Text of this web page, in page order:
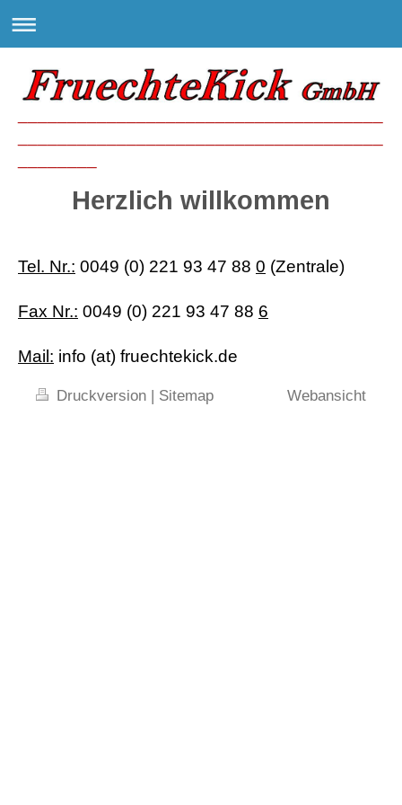
Herzlich willkommen
Tel. Nr.: 0049 (0) 221 93 47 88 0 (Zentrale)
Fax Nr.: 0049 (0) 221 93 47 88 6
Mail: info (at) fruechtekick.de
Druckversion | Sitemap Webansicht